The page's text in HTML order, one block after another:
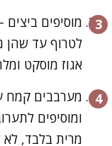
מוסיפים
לטרוף עד שהן
אגוז מוסקט
מערבבים קמח
ומוסיפים
מרית בלבד, לא